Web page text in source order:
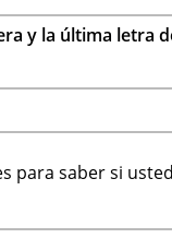
y la última letra
para saber si